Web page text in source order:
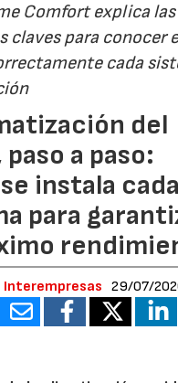
Comfort explica las
claves para conocer
cada
del
a paso:
instala cada
para
Interempresas 29/07/